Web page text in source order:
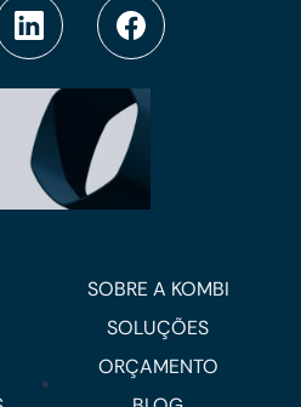
SOBRE A KOMBI
SOLUÇÕES
ORÇAMENTO